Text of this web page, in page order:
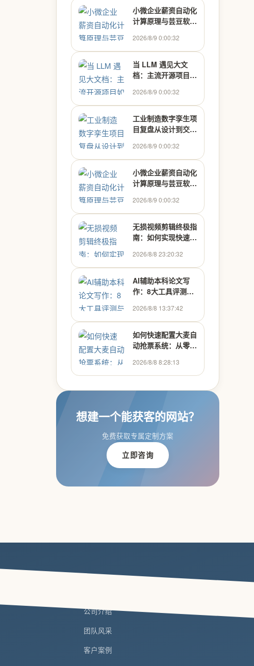
小微企业薪资自动化
计算原理与芸豆软件
2026/8/9 0:00:32
当 LLM 遇见大文
档：主流开源项目如
2026/8/9 0:00:32
工业制造数字孪生项
目复盘从设计到交付
2026/8/9 0:00:32
小微企业薪资自动化
计算原理与芸豆软件
2026/8/9 0:00:32
无损视频剪辑终极指
南：如何实现快速高
2026/8/8 23:20:32
AI辅助本科论文写
作：8大工具评测与
2026/8/8 13:37:42
如何快速配置大麦自
动抢票系统：从零开
助手
2026/8/8 8:28:13
想建一个能获客的网站？
免费获取专属定制方案
立即咨询
公司介绍
团队风采
客户案例